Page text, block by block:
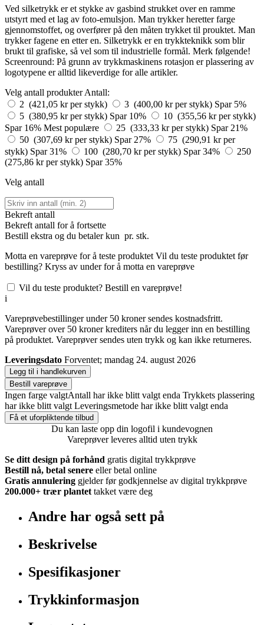
Ved silketrykk er et stykke av gasbind strukket over en ramme
utstyrt med et lag av foto-emulsjon. Man trykker heretter farge
gjennomstoffet, og overfører på den måten trykket til prouktet. Man
trykker fagene en etter en. Silketrykk er en trykkteknikk som blir
brukt til grafiske, så vel som til industrielle formål. Merk følgende!
Screenround: På grunn av trykkmaskinens rotasjon er plassering av
logotypene er alltid likeverdige for alle artikler.
Velg antall produkter Antall:
2 (421,05 kr per stykk)
3 (400,00 kr per stykk) Spar 5%
5 (380,95 kr per stykk) Spar 10%
10 (355,56 kr per stykk)
Spar 16% Mest populære 25 (333,33 kr per stykk) Spar 21%
50 (307,69 kr per stykk) Spar 27%
75 (290,91 kr per
stykk) Spar 31% 100 (280,70 kr per stykk) Spar 34%
250
(275,86 kr per stykk) Spar 35%
Velg antall
Bekreft antall
Bekreft antall for å fortsette
Bestill ekstra og du betaler kun pr. stk.
Motta en vareprøve for å teste produktet Vil du teste produktet før
bestilling? Kryss av under for å motta en vareprøve
Vil du teste produktet? Bestill en vareprøve!
i
Vareprøvebestillinger under 50 kroner sendes kostnadsfritt.
Vareprøver over 50 kroner krediters når du legger inn en bestilling
på produktet. Vareprøver sendes uten trykk og kan ikke returneres.
Leveringsdato Forventet; mandag 24. august 2026
Legg til i handlekurven
Bestill vareprøve
Ingen farge valgtAntall har ikke blitt valgt enda Trykkets plassering
har ikke blitt valgt Leveringsmetode har ikke blitt valgt enda
Få et uforpliktende tilbud
Du kan laste opp din logofil i kundevognen
Vareprøver leveres alltid uten trykk
Se ditt design på forhånd gratis digital trykkprøve
Bestill nå, betal senere eller betal online
Gratis annulering gjelder før godkjennelse av digital trykkprøve
200.000+ trær plantet takket være deg
Andre har også sett på
Beskrivelse
Spesifikasjoner
Trykkinformasjon